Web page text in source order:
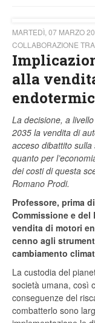
MARTEDÌ, 07 MARZO
COLLABORAZIONE
alla
La decisione, a
2035 la vendita di
acceso dibattito
quanto per
dei costi di questa
Romano Prodi.
Professore, prima
Commissione e del
vendita di motori
cenno agli
cambiamento
La custodia del
società umana, così
conseguenze del
combatterlo sono